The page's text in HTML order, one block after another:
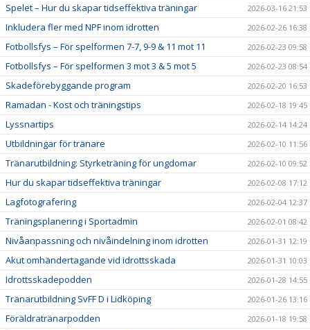
Spelet – Hur du skapar tidseffektiva träningar 2026-03-16 21:53
Inkludera fler med NPF inom idrotten 2026-02-26 16:38
Fotbollsfys – För spelformen 7-7, 9-9 & 11 mot 11 2026-02-23 09:58
Fotbollsfys – För spelformen 3 mot 3 & 5 mot 5 2026-02-23 08:54
Skadeförebyggande program 2026-02-20 16:53
Ramadan - Kost och träningstips 2026-02-18 19:45
Lyssnartips 2026-02-14 14:24
Utbildningar för tränare 2026-02-10 11:56
Tränarutbildning: Styrketräning för ungdomar 2026-02-10 09:52
Hur du skapar tidseffektiva träningar 2026-02-08 17:12
Lagfotografering 2026-02-04 12:37
Träningsplanering i Sportadmin 2026-02-01 08:42
Nivåanpassning och nivåindelning inom idrotten 2026-01-31 12:19
Akut omhändertagande vid idrottsskada 2026-01-31 10:03
Idrottsskadepodden 2026-01-28 14:55
Tränarutbildning SvFF D i Lidköping 2026-01-26 13:16
Föräldratränarpodden 2026-01-18 19:58